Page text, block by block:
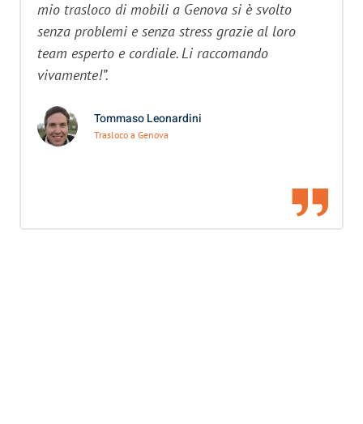
mio trasloco di mobili a Genova si è svolto
senza problemi e senza stress grazie al loro
team esperto e cordiale. Li raccomando
vivamente!”.
Tommaso Leonardini
Trasloco a Genova